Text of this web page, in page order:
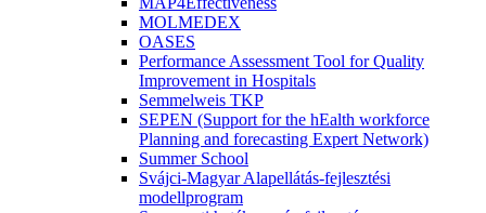
MOLMEDEX
OASES
Performance Assessment Tool for Quality
Improvement in Hospitals
Semmelweis TKP
SEPEN (Support for the hEalth workforce
Planning and forecasting Expert Network)
Summer School
Svájci-Magyar Alapellátás-fejlesztési
modellprogram